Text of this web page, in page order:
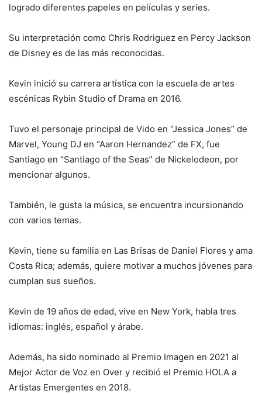
logrado diferentes papeles en películas y series.
Su interpretación como Chris Rodriguez en Percy Jackson
de Disney es de las más reconocidas.
Kevin inició su carrera artística con la escuela de artes
escénicas Rybin Studio of Drama en 2016.
Tuvo el personaje principal de Vido en “Jessica Jones” de
Marvel, Young DJ en “Aaron Hernandez” de FX, fue
Santiago en “Santiago of the Seas” de Nickelodeon, por
mencionar algunos.
También, le gusta la música, se encuentra incursionando
con varios temas.
Kevin, tiene su familia en Las Brisas de Daniel Flores y ama
Costa Rica; además, quiere motivar a muchos jóvenes para
cumplan sus sueños.
Kevin de 19 años de edad, vive en New York, habla tres
idiomas: inglés, español y árabe.
Además, ha sido nominado al Premio Imagen en 2021 al
Mejor Actor de Voz en Over y recibió el Premio HOLA a
Artistas Emergentes en 2018.